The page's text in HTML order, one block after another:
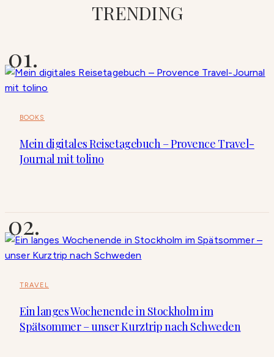
TRENDING
BOOKS
Mein digitales Reisetagebuch – Provence Travel-
Journal mit tolino
TRAVEL
Ein langes Wochenende in Stockholm im
Spätsommer – unser Kurztrip nach Schweden